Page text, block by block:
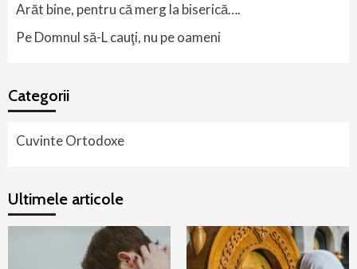
Arăt bine, pentru că merg la biserică….
Pe Domnul să-L cauţi, nu pe oameni
Categorii
Cuvinte Ortodoxe
Ultimele articole